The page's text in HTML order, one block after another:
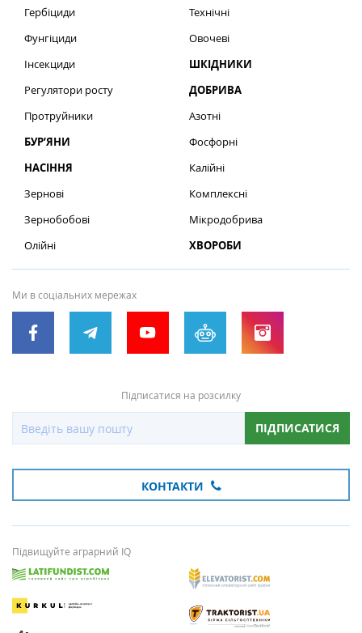
Гербіциди
Фунгіциди
Інсекциди
Регулятори росту
Протруйники
БУР’ЯНИ
НАСІННЯ
Зернові
Зернобобові
Олійні
Технічні
Овочеві
ШКІДНИКИ
ДОБРИВА
Азотні
Фосфорні
Калійні
Комплексні
Мікродобрива
ХВОРОБИ
Ми в соціальних мережах
Підписатися на розсилку
ПІДПИСАТИСЯ
КОНТАКТИ
Підвищуйте аграрний IQ